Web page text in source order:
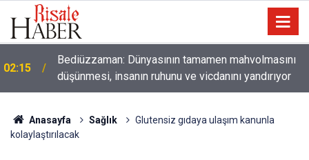
01:45 Paçalarını yerde sürünmeyecek şekilde yukarıda tut
Anasayfa Sağlık
Glutensiz gıdaya ulaşım kanunla
kolaylaştırılacak